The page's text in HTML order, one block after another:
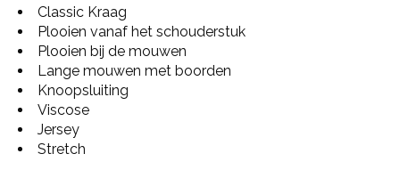
Classic Kraag
Plooien vanaf het schouderstuk
Plooien bij de mouwen
Lange mouwen met boorden
Knoopsluiting
Viscose
Jersey
Stretch